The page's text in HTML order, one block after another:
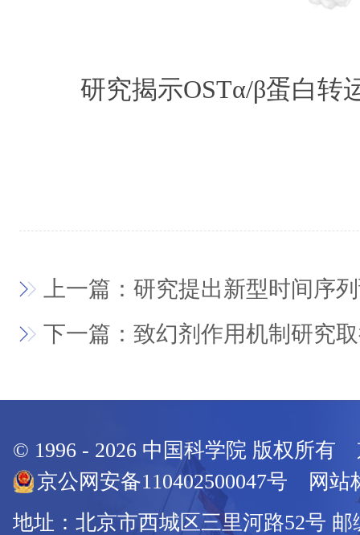
研究揭示OSTα/β蛋白转
上一篇：研究提出新型时间序
下一篇：致幻剂作用机制研究
© 1996 - 2026 中国科学院 版权所有
京公网安备110402500047号 网站
地址：北京市西城区三里河路52号 邮